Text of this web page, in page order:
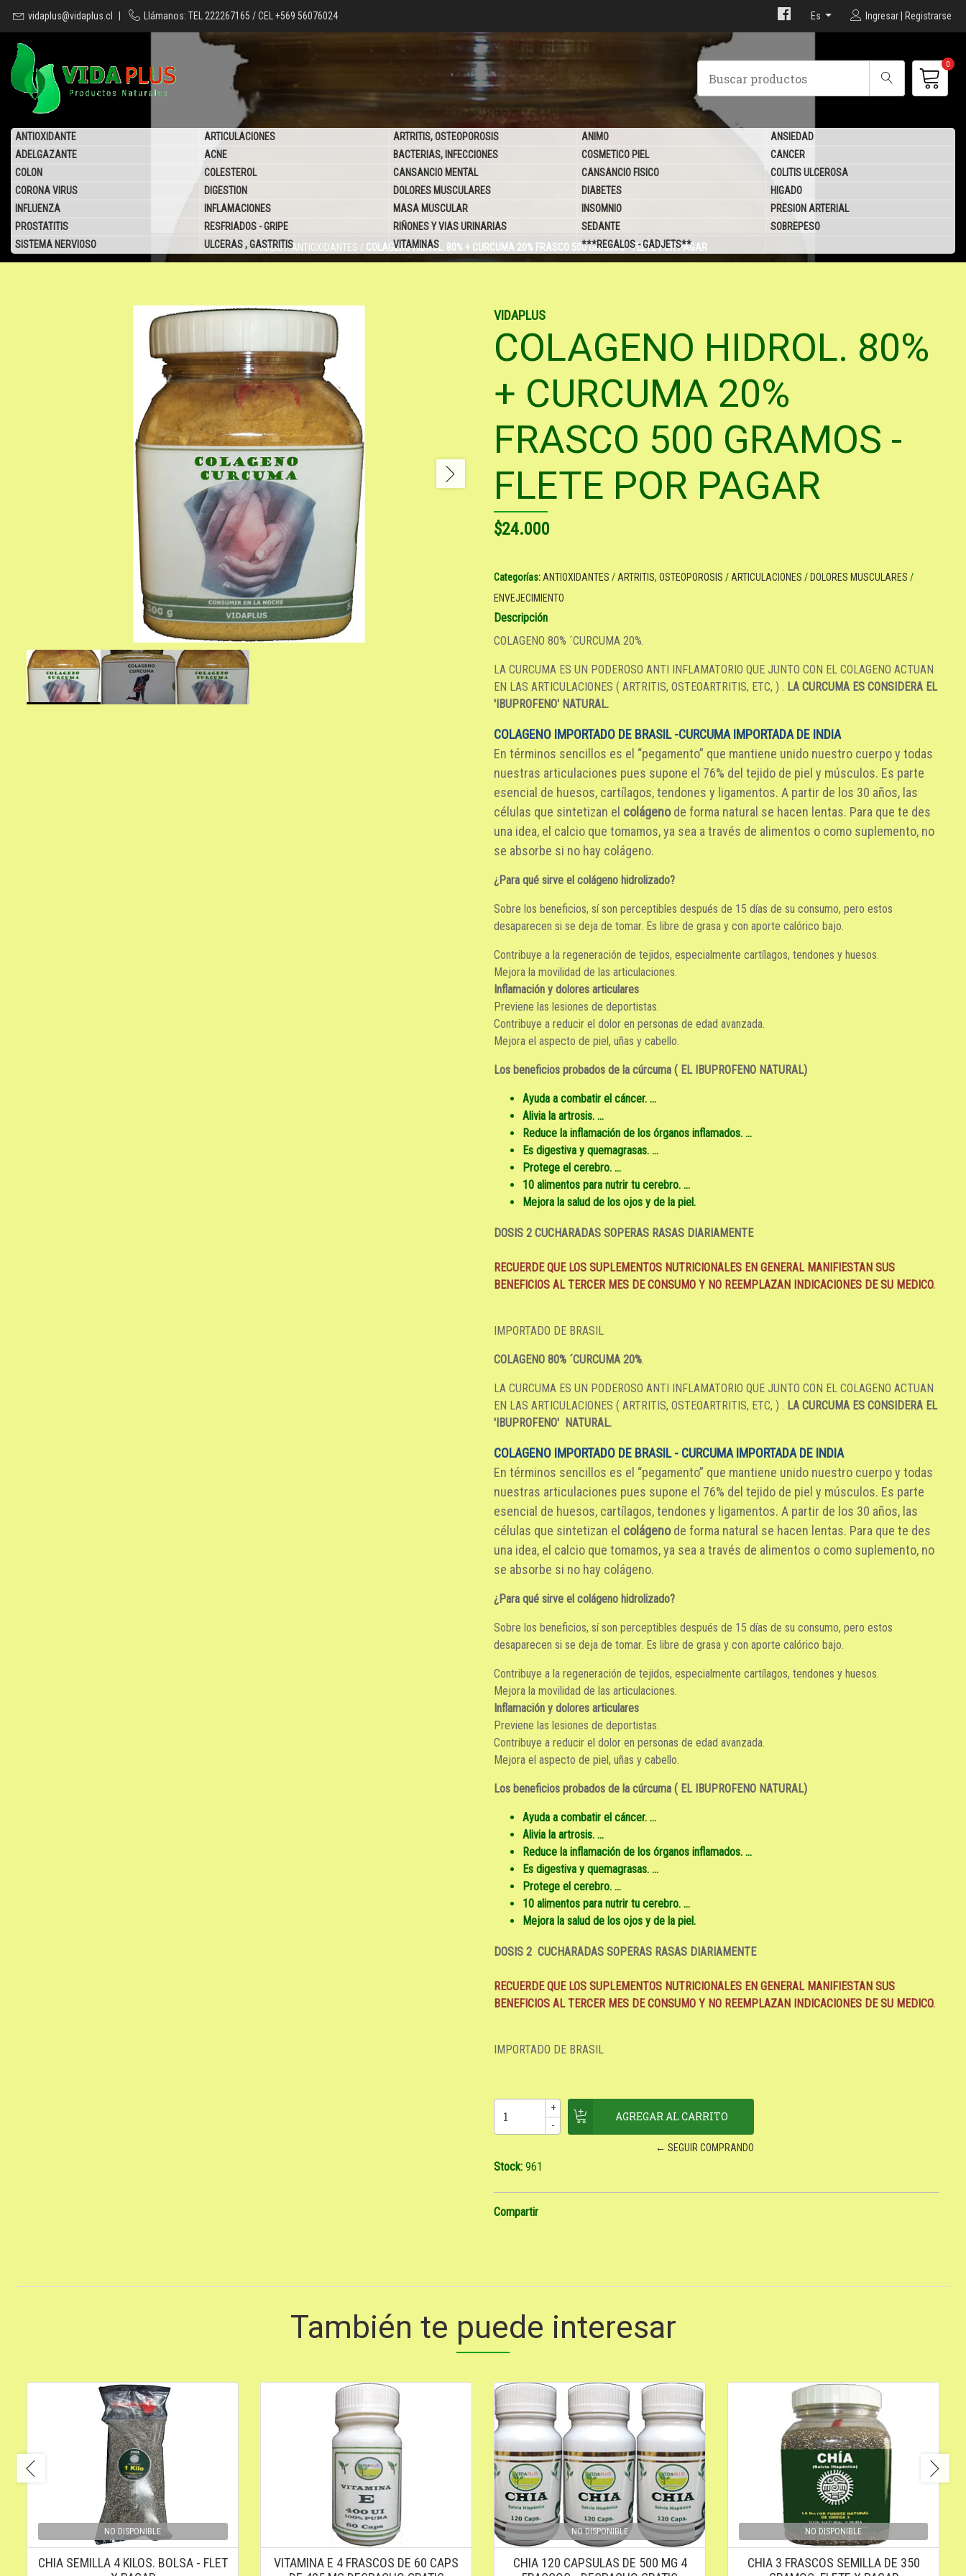
vidaplus@vidaplus.cl Llámanos: TEL 222267165 / CEL +569 56076024 Es Ingresar | Registrarse
0
ANTIOXIDANTE ARTICULACIONES ARTRITIS, OSTEOPOROSIS ANIMO
ANSIEDAD
ADELGAZANTE
ACNE BACTERIAS, INFECCIONES COSMETICO PIEL
CANCER
COLON
COLESTEROL CANSANCIO MENTAL CANSANCIO FISICO
COLITIS ULCEROSA
CORONA VIRUS
DIGESTION DOLORES MUSCULARES DIABETES
HIGADO
INFLUENZA
INFLAMACIONES MASA MUSCULAR INSOMNIO
PRESION ARTERIAL
PROSTATITIS
RESFRIADOS - GRIPE RIÑONES Y VIAS URINARIAS SEDANTE
SOBREPESO
SISTEMA NERVIOSO
ULCERAS , GASTRITIS VITAMINAS ***REGALOS - GADJETS**
INICIO/ANTIOXIDANTES / COLAGENO HIDROL. 80% + CURCUMA 20% FRASCO 500 GRAMOS - FLETE POR PAGAR
VIDAPLUS
COLAGENO HIDROL. 80%
+ CURCUMA 20%
FRASCO 500 GRAMOS -
FLETE POR PAGAR
$24.000
Categorías: ANTIOXIDANTES / ARTRITIS, OSTEOPOROSIS / ARTICULACIONES / DOLORES MUSCULARES /
ENVEJECIMIENTO
Descripción
COLAGENO 80% ´CURCUMA 20%.
LA CURCUMA ES UN PODEROSO ANTI INFLAMATORIO QUE JUNTO CON EL COLAGENO ACTUAN
EN LAS ARTICULACIONES ( ARTRITIS, OSTEOARTRITIS, ETC, ) . LA CURCUMA ES CONSIDERA EL
'IBUPROFENO' NATURAL.
COLAGENO IMPORTADO DE BRASIL -CURCUMA IMPORTADA DE INDIA
En términos sencillos es el “pegamento” que mantiene unido nuestro cuerpo y todas
nuestras articulaciones pues supone el 76% del tejido de piel y músculos. Es parte
esencial de huesos, cartílagos, tendones y ligamentos. A partir de los 30 años, las
células que sintetizan el colágenode forma natural se hacen lentas. Para que te des
una idea, el calcio que tomamos, ya sea a través de alimentos o como suplemento, no
se absorbe si no hay colágeno.
¿Para qué sirve el colágeno hidrolizado?
Sobre los beneficios, sí son perceptibles después de 15 días de su consumo, pero estos
desaparecen si se deja de tomar. Es libre de grasa y con aporte calórico bajo.
Contribuye a la regeneración de tejidos, especialmente cartílagos, tendones y huesos.
Mejora la movilidad de las articulaciones.
Inflamación y dolores articulares
Previene las lesiones de deportistas.
Contribuye a reducir el dolor en personas de edad avanzada.
Mejora el aspecto de piel, uñas y cabello.
Los beneficios probados de la cúrcuma ( EL IBUPROFENO NATURAL)
Ayuda a combatir el cáncer. ...
Alivia la artrosis. ...
Reduce la inflamación de los órganos inflamados. ...
Es digestiva y quemagrasas. ...
Protege el cerebro. ...
10 alimentos para nutrir tu cerebro. ...
Mejora la salud de los ojos y de la piel.
DOSIS 2 CUCHARADAS SOPERAS RASAS DIARIAMENTE
RECUERDE QUE LOS SUPLEMENTOS NUTRICIONALES EN GENERAL MANIFIESTAN SUS
BENEFICIOS AL TERCER MES DE CONSUMO Y NO REEMPLAZAN INDICACIONES DE SU MEDICO.
IMPORTADO DE BRASIL
COLAGENO 80% ´CURCUMA 20%.
LA CURCUMA ES UN PODEROSO ANTI INFLAMATORIO QUE JUNTO CON EL COLAGENO ACTUAN
EN LAS ARTICULACIONES ( ARTRITIS, OSTEOARTRITIS, ETC, ) . LA CURCUMA ES CONSIDERA EL
'IBUPROFENO' NATURAL.
COLAGENO IMPORTADO DE BRASIL - CURCUMA IMPORTADA DE INDIA
En términos sencillos es el “pegamento” que mantiene unido nuestro cuerpo y todas
nuestras articulaciones pues supone el 76% del tejido de piel y músculos. Es parte
esencial de huesos, cartílagos, tendones y ligamentos. A partir de los 30 años, las
células que sintetizan el colágenode forma natural se hacen lentas. Para que te des
una idea, el calcio que tomamos, ya sea a través de alimentos o como suplemento, no
se absorbe si no hay colágeno.
¿Para qué sirve el colágeno hidrolizado?
Sobre los beneficios, sí son perceptibles después de 15 días de su consumo, pero estos
desaparecen si se deja de tomar. Es libre de grasa y con aporte calórico bajo.
Contribuye a la regeneración de tejidos, especialmente cartílagos, tendones y huesos.
Mejora la movilidad de las articulaciones.
Inflamación y dolores articulares
Previene las lesiones de deportistas.
Contribuye a reducir el dolor en personas de edad avanzada.
Mejora el aspecto de piel, uñas y cabello.
Los beneficios probados de la cúrcuma ( EL IBUPROFENO NATURAL)
Ayuda a combatir el cáncer. ...
Alivia la artrosis. ...
Reduce la inflamación de los órganos inflamados. ...
Es digestiva y quemagrasas. ...
Protege el cerebro. ...
10 alimentos para nutrir tu cerebro. ...
Mejora la salud de los ojos y de la piel.
DOSIS 2 CUCHARADAS SOPERAS RASAS DIARIAMENTE
RECUERDE QUE LOS SUPLEMENTOS NUTRICIONALES EN GENERAL MANIFIESTAN SUS
BENEFICIOS AL TERCER MES DE CONSUMO Y NO REEMPLAZAN INDICACIONES DE SU MEDICO.
IMPORTADO DE BRASIL
+
-
← SEGUIR COMPRANDO
Stock: 961
Compartir
También te puede interesar
NO DISPONIBLE
CHIA SEMILLA 4 KILOS. BOLSA - FLET
VITAMINA E 4 FRASCOS DE 60 CAPS
NO DISPONIBLE
CHIA 120 CAPSULAS DE 500 MG 4
NO DISPONIBLE
CHIA 3 FRASCOS SEMILLA DE 350